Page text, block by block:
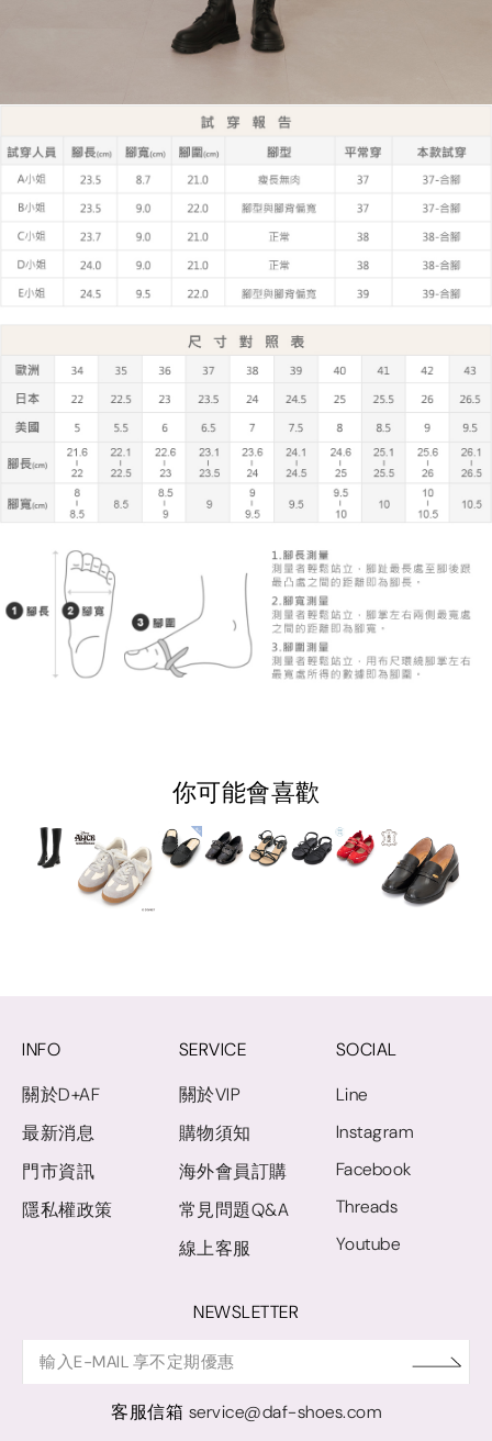
你可能會喜歡
INFO
關於D+AF
最新消息
門市資訊
隱私權政策
SERVICE
關於VIP
購物須知
海外會員訂購
常見問題Q&A
線上客服
SOCIAL
Line
Instagram
Facebook
Threads
Youtube
NEWSLETTER
客服信箱 service@daf-shoes.com